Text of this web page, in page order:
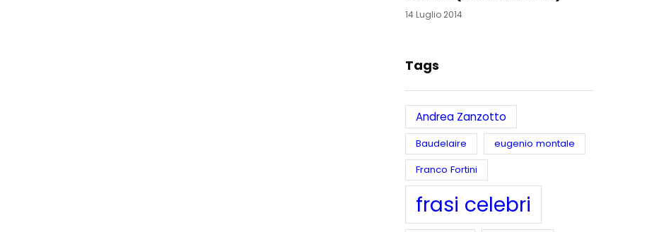
14 Luglio 2014
Tags
Andrea Zanzotto
Baudelaire
eugenio montale
Franco Fortini
frasi celebri